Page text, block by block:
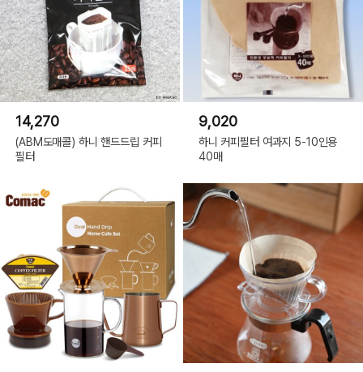
14,270
(ABM도매콜) 하니 핸드드립 커피
필터
9,020
하니 커피필터 여과지 5-10인용
40매